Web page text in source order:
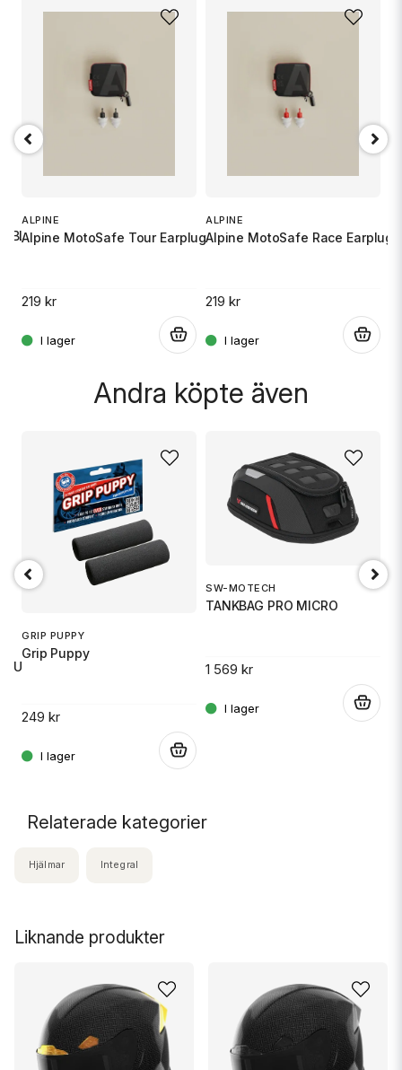
name
Namn
Mejladress
Skicka fråga
BLACK
ALPINE
Alpine MotoSafe Tour Earplugs
219 kr
ALPINE
Alpine MotoSafe Race Earplugs
219 kr
Andra köpte även
RU
GRIP PUPPY
Grip Puppy
249 kr
SW-MOTECH
TANKBAG PRO MICRO
1 569 kr
Liknande produkter
Relaterade kategorier
Hjälmar Integral